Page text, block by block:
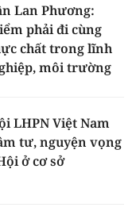
Lan Phương:
phải đi cùng
chất trong lĩnh
môi trường
LHPN Việt Nam
tư, nguyện vọng
ở cơ sở